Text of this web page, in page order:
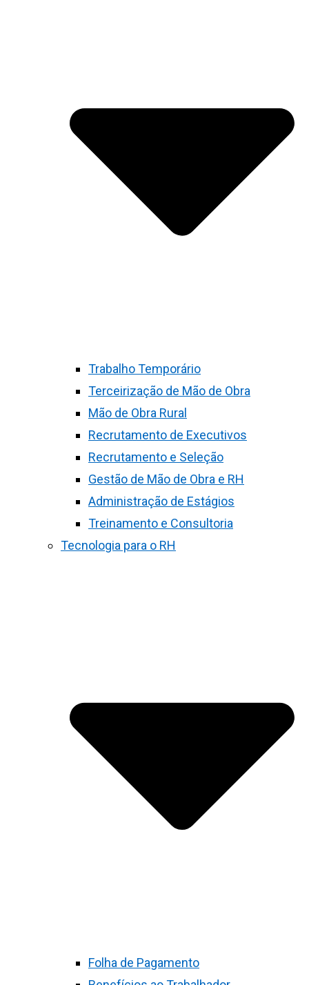
Trabalho Temporário
Terceirização de Mão de Obra
Mão de Obra Rural
Recrutamento de Executivos
Recrutamento e Seleção
Gestão de Mão de Obra e RH
Administração de Estágios
Treinamento e Consultoria
Tecnologia para o RH
Folha de Pagamento